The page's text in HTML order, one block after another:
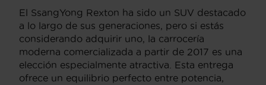
El SsangYong Rexton ha sido un SUV destacado
a lo largo de sus generaciones, pero si estás
considerando adquirir uno, la carrocería
moderna comercializada a partir de 2017 es una
elección especialmente atractiva. Esta entrega
ofrece un equilibrio perfecto entre potencia,